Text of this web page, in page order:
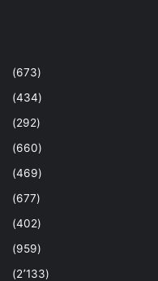
(673)
(434)
(292)
(660)
(469)
(677)
(402)
(959)
(2٬133)